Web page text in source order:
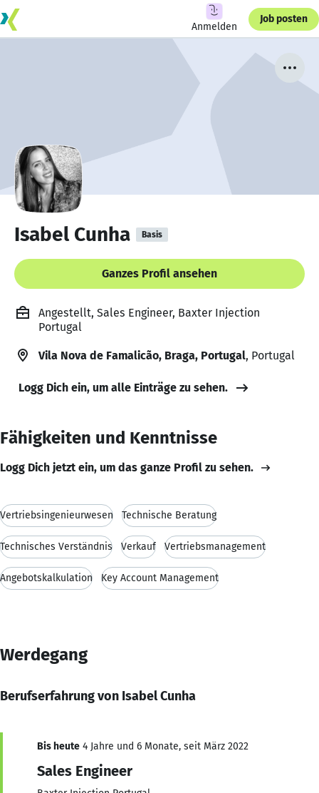
Anmelden
Job posten
Isabel Cunha Basis
Ganzes Profil ansehen
Angestellt, Sales Engineer, Baxter Injection
Portugal
Vila Nova de Famalicão, Braga, Portugal, Portugal
Logg Dich ein, um alle Einträge zu sehen.
Fähigkeiten und Kenntnisse
Logg Dich jetzt ein, um das ganze Profil zu sehen.
Vertriebsingenieurwesen Technische Beratung
Technisches Verständnis Verkauf Vertriebsmanagement
Angebotskalkulation Key Account Management
Werdegang
Berufserfahrung von Isabel Cunha
Bis heute 4 Jahre und 6 Monate, seit März 2022
Sales Engineer